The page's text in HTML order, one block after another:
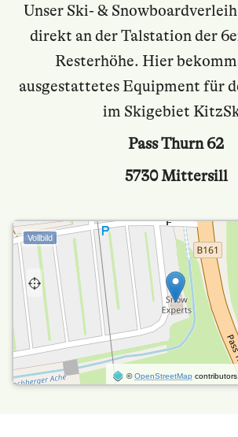
©OpenStreetMap
Vollbild
Unser Ski- &
direkt an der Talstation der
Resterhöhe. Hier
ausgestattetes Equipment für
im Skigebiet
Pass Thurn 62
5730 Mittersill